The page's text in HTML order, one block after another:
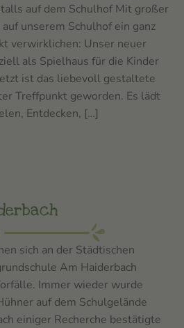
auf dem Schulhof Mit großer
unserem Schulhof ein ganz
verwirklichen: Unser neuer
als Spielhaus für die Kinder
ist das liebevoll gestaltete
Treffpunkt geworden. Es lädt
Entdecken, […]
sich an der Städtischen
Am Haiderbach
Immer wieder wurde
auf dem Schulgelände
einiger Recherche bestätigte